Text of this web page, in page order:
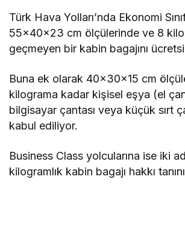
Türk Hava Yolları’nda Ekonomi
55×40×23 cm ölçülerinde ve 8
geçmeyen bir kabin bagajını
Buna ek olarak 40×30×15 cm
kilograma kadar kişisel eşya (el
bilgisayar çantası veya küçük sırt
kabul ediliyor.
Business Class yolcularına ise iki
kilogramlık kabin bagajı hakkı